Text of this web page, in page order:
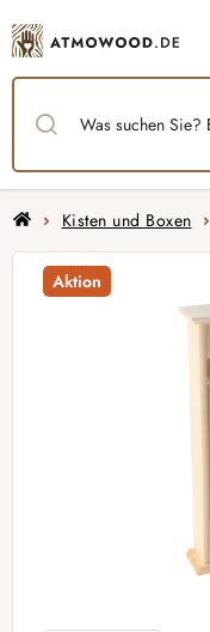
Inhalt
springen
StartseiteKisten und Boxen
Aktion